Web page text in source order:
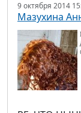
9 октября 2014
Мазухина